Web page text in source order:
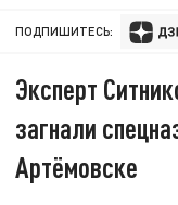
ПОДПИШИТЕСЬ:
Эксперт
загнали
Артёмовске